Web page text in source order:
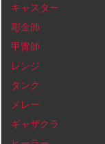
キャスター
彫金師
甲冑師
レンジ
タンク
メレー
ギャザクラ